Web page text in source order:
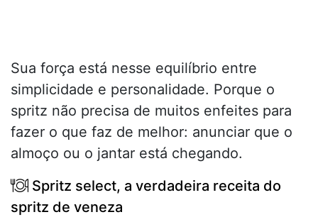
Sua força está nesse equilíbrio entre
simplicidade e personalidade. Porque o
spritz não precisa de muitos enfeites para
fazer o que faz de melhor: anunciar que o
almoço ou o jantar está chegando.
Spritz select, a verdadeira receita do
spritz de veneza